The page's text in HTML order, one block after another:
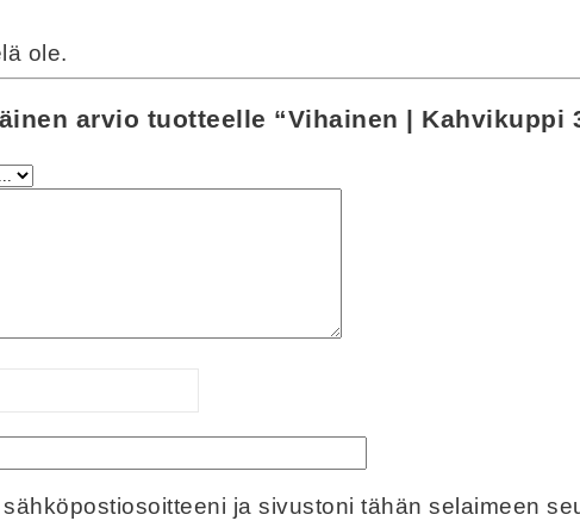
ole.
arvio tuotteelle “Vihainen | Kahvikuppi
ja sivustoni tähän selaimeen